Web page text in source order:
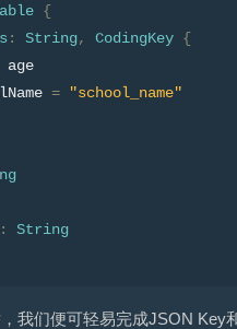
{
: String, CodingKey {
age
=
"school_name"
String
我们便可轻易完成JSON Key